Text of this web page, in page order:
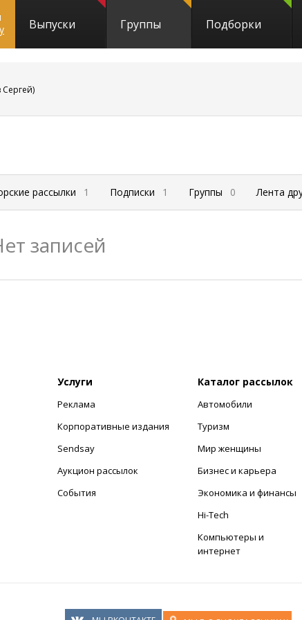
Выпуски Группы Подборки
рассылки 1 Подписки 1 Группы 0 Лента
записей
Услуги
Реклама
Корпоративные издания
Sendsay
Аукцион рассылок
События
Каталог рассылок
Автомобили
Туризм
Мир женщины
Бизнес и карьера
Экономика и финансы
Hi-Tech
Компьютеры и
интернет